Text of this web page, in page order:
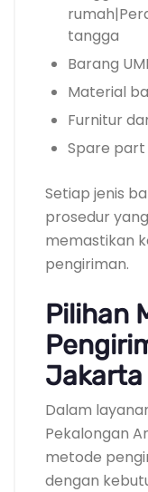
tangga
Barang
Material
Furnitur
Spare
Setiap jenis
prosedur
memastikan
pengiriman.
Pilihan
Jakarta
Dalam
Pekalongan
metode
dengan